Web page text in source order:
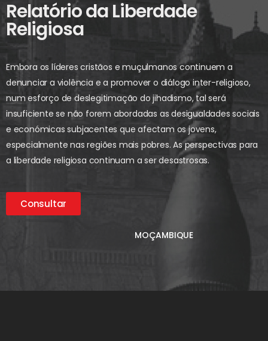
Relatório da Liberdade
Religiosa
Embora os líderes cristãos e muçulmanos continuem a
denunciar a violência e a promover o diálogo inter-religioso,
num esforço de deslegitimação do jihadismo, tal será
insuficiente se não forem abordadas as desigualdades sociais
e económicas subjacentes que afectam os jovens,
especialmente nas regiões mais pobres. As perspectivas para
a liberdade religiosa continuam a ser desastrosas.
Consultar
MOÇAMBIQUE